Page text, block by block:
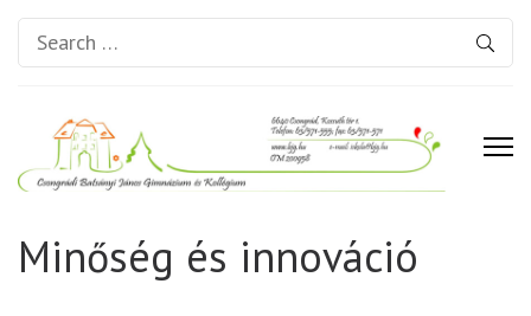
Search
for:
Gimnázium és Kollégium
Minőség és innováció